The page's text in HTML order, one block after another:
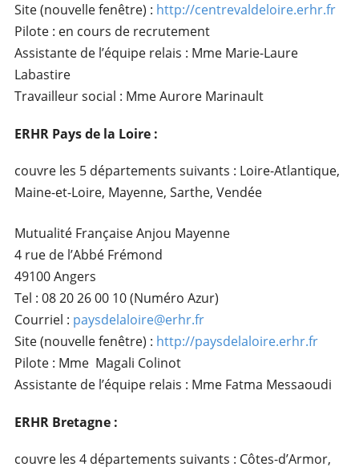
Site (nouvelle fenêtre) : http://centrevaldeloire.erhr.fr
Pilote : en cours de recrutement
Assistante de l’équipe relais : Mme Marie-Laure
Labastire
Travailleur social : Mme Aurore Marinault
ERHR Pays de la Loire :
couvre les 5 départements suivants : Loire-Atlantique,
Maine-et-Loire, Mayenne, Sarthe, Vendée
Mutualité Française Anjou Mayenne
4 rue de l’Abbé Frémond
49100 Angers
Tel : 08 20 26 00 10 (Numéro Azur)
Courriel : paysdelaloire@erhr.fr
Site (nouvelle fenêtre) : http://paysdelaloire.erhr.fr
Pilote : Mme Magali Colinot
Assistante de l’équipe relais : Mme Fatma Messaoudi
ERHR Bretagne :
couvre les 4 départements suivants : Côtes-d’Armor,